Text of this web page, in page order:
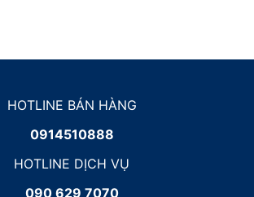
HOTLINE BÁN HÀNG
0914510888
HOTLINE DỊCH VỤ
090 629 7070